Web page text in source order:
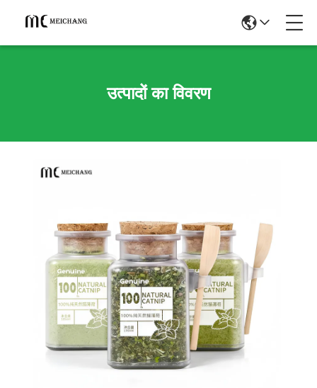
उत्पादों का विवरण